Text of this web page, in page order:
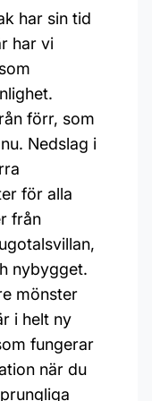
har sin tid
har vi
förr, som
Nedslag i
för alla
från
nybygget.
mönster
i helt ny
fungerar
när du